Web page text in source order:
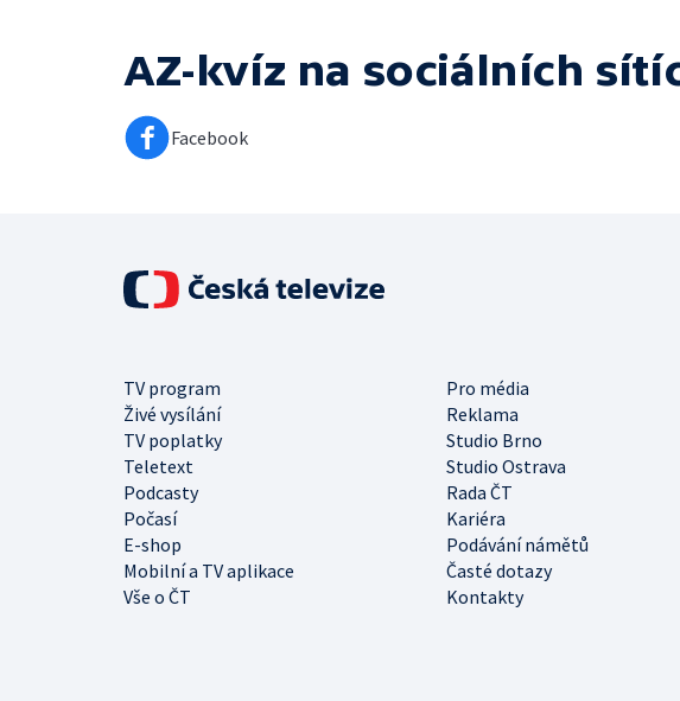
AZ-kvíz na sociálních
Facebook
TV program
Pro média
Živé vysílání
Reklama
TV poplatky
Studio Brno
Teletext
Studio Ostrava
Podcasty
Rada ČT
Počasí
Kariéra
E-shop
Podávání námětů
Mobilní a TV aplikace
Časté dotazy
Vše o ČT
Kontakty